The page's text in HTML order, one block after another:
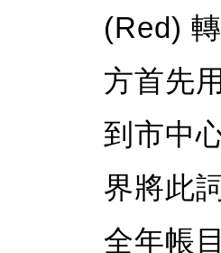
(Red)
方首先
到市中
界將此
全年帳